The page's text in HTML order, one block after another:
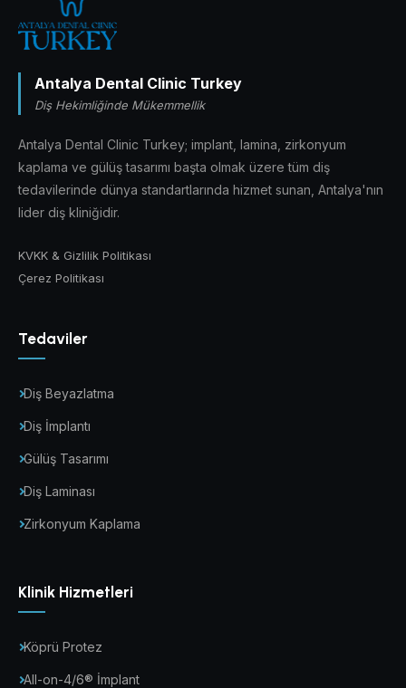
Antalya Dental Clinic Turkey
Diş Hekimliğinde Mükemmellik
Antalya Dental Clinic Turkey; implant, lamina, zirkonyum
kaplama ve gülüş tasarımı başta olmak üzere tüm diş
tedavilerinde dünya standartlarında hizmet sunan, Antalya'nın
lider diş kliniğidir.
KVKK & Gizlilik Politikası
Çerez Politikası
Tedaviler
Diş Beyazlatma
Diş İmplantı
Gülüş Tasarımı
Diş Laminası
Zirkonyum Kaplama
Klinik Hizmetleri
Köprü Protez
All-on-4/6® İmplant